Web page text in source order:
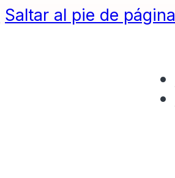
Saltar al pie de página